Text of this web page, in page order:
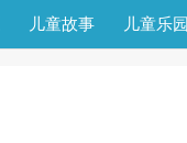
儿童故事 儿童乐园